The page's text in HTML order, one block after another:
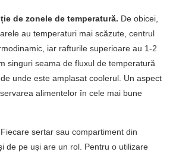
de zonele de temperatură. De obicei,
au temperaturi mai scăzute, centrul
iar rafturile superioare au 1-2
singuri seama de fluxul de temperatură
unde este amplasat coolerul. Un aspect
alimentelor în cele mai bune
Fiecare sertar sau compartiment din
de pe uși are un rol. Pentru o utilizare